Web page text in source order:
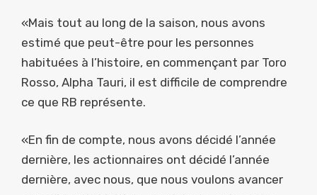
«Mais tout au long de la saison, nous avons
estimé que peut-être pour les personnes
habituées à l’histoire, en commençant par Toro
Rosso, Alpha Tauri, il est difficile de comprendre
ce que RB représente.
«En fin de compte, nous avons décidé l’année
dernière, les actionnaires ont décidé l’année
dernière, avec nous, que nous voulons avancer